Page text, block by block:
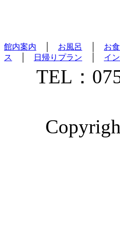
館内案内 お風呂 お
ス
日帰りプラン イ
TEL：